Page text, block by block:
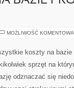
MOŻLIWOŚĆ
koszty na bazie
sprzęt na
odznaczać się